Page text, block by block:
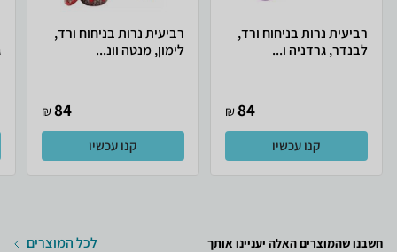
רביעית נרות בניחוח ורד,
לבנדר, גרדניה ו...
84
₪
קנו עכשיו
רביעית נרות בניחוח ורד,
לימון, מנטה וונ...
84
₪
קנו עכשיו
חשבנו שהמוצרים האלה יעניינו אותך לכל המוצרים